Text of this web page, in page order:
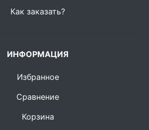
Как заказать?
ИНФОРМАЦИЯ
Избранное
Сравнение
Корзина